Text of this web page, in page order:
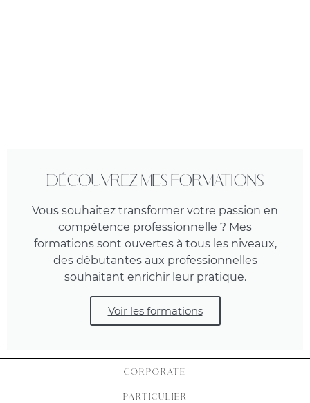
Découvrez mes formations
Vous souhaitez transformer votre passion en
compétence professionnelle ? Mes
formations sont ouvertes à tous les niveaux,
des débutantes aux professionnelles
souhaitant enrichir leur pratique.
Voir les formations
CORPORATE
PARTICULIER